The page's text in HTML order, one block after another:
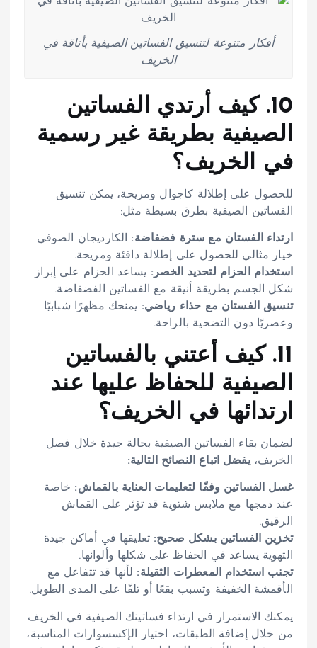
أفكار متنوعة لتنسيق الفساتين الصيفية بأناقة في
الخريف
10. كيف أرتدي الفساتين
الصيفية بطريقة غير رسمية
في الخريف؟
للحصول على إطلالة كاجوال ومريحة، يمكن تنسيق
الفساتين الصيفية بطرق بسيطة مثل:
ارتداء الفستان مع سترة فضفاضة:الكارديجان الصوفي
خيار مثالي للحصول على إطلالة دافئة ومريحة.
استخدام الحزام لتحديد الخصر: يساعد الحزام على إبراز
شكل الجسم بطريقة أنيقة مع الفساتين الفضفاضة.
تنسيق الفستان مع حذاء رياضي:يمنحك مظهرًا شبابيًا
وعصريًا دون التضحية بالراحة.
11. كيف أعتني بالفساتين
الصيفية للحفاظ عليها عند
ارتدائها في الخريف؟
لضمان بقاء الفساتين الصيفية بحالة جيدة خلال فصل
الخريف، يفضل اتباع النصائح التالية:
غسل الفساتين وفقًا لتعليمات العناية بالقماش:خاصة
عند دمجها مع ملابس شتوية قد تؤثر على القماش
الرقيق.
تخزين الفساتين بشكل صحيح:تعليقها في أماكن جيدة
التهوية يساعد في الحفاظ على شكلها وألوانها.
تجنب استخدام المعطرات الثقيلة:لأنها قد تتفاعل مع
الأقمشة الخفيفة وتسبب بقعًا أو تلفًا على المدى الطويل.
يمكنك الاستمرار في ارتداء فساتينك الصيفية في الخريف
من خلال إضافة الطبقات، اختيار الإكسسوارات المناسبة،